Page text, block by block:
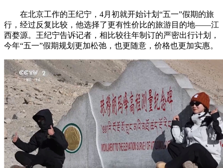
在北京工作的王纪宁，4月初就开始计划“五一”假期的旅
行，经过反复比较，他选择了更有性价比的旅游目的地——江
西婺源。王纪宁告诉记者，相比较往年制订的严密出行计划，
今年“五一”假期规划更加松弛，也更随意，价格也更加实惠。